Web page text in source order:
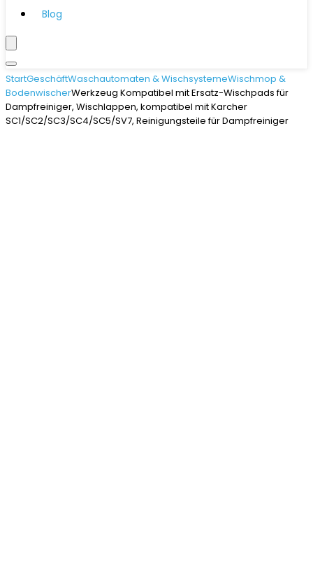
Blog
StartGeschäftWaschautomaten & WischsystemeWischmop &
BodenwischerWerkzeug Kompatibel mit Ersatz-Wischpads für
Dampfreiniger, Wischlappen, kompatibel mit Karcher
SC1/SC2/SC3/SC4/SC5/SV7, Reinigungsteile für Dampfreiniger